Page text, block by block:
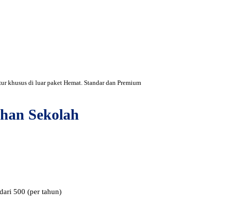
khusus di luar paket Hemat. Standar dan Premium
Sekolah
500 (per tahun)